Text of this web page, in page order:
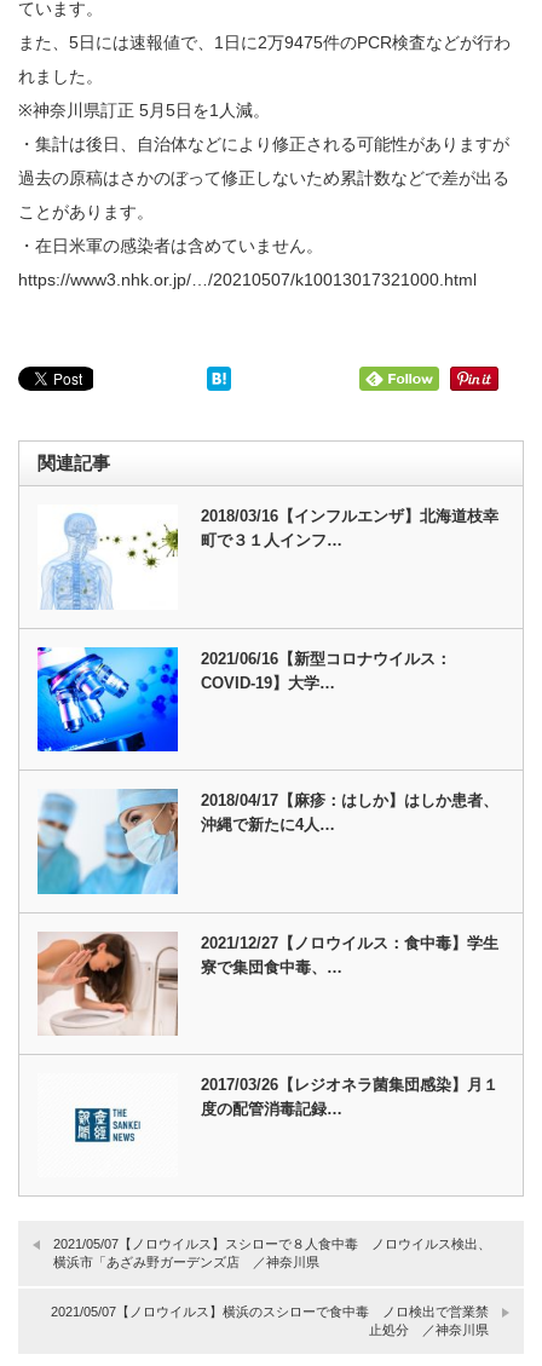
ています。
また、5日には速報値で、1日に2万9475件のPCR検査などが行わ
れました。
※神奈川県訂正 5月5日を1人減。
・集計は後日、自治体などにより修正される可能性がありますが
過去の原稿はさかのぼって修正しないため累計数などで差が出る
ことがあります。
・在日米軍の感染者は含めていません。
https://www3.nhk.or.jp/…/20210507/k10013017321000.html
関連記事
2018/03/16【インフルエンザ】北海道枝幸
町で３１人インフ…
2021/06/16【新型コロナウイルス：
COVID-19】大学…
2018/04/17【麻疹：はしか】はしか患者、
沖縄で新たに4人…
2021/12/27【ノロウイルス：食中毒】学生
寮で集団食中毒、…
2017/03/26【レジオネラ菌集団感染】月１
度の配管消毒記録…
2021/05/07【ノロウイルス】スシローで８人食中毒 ノロウイルス検出、
横浜市「あざみ野ガーデンズ店 ／神奈川県
2021/05/07【ノロウイルス】横浜のスシローで食中毒 ノロ検出で営業禁
止処分 ／神奈川県